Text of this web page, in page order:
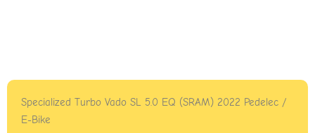
Specialized Turbo Vado SL 5.0 EQ (SRAM) 2022 Pedelec /
E-Bike